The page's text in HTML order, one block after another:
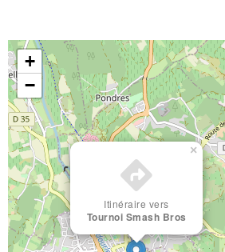
Itinéraire vers
Tournoi Smash Bros
×
+
−